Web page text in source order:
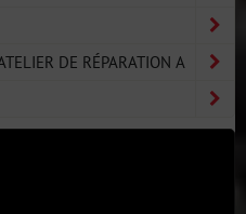
DE RÉPARATION A